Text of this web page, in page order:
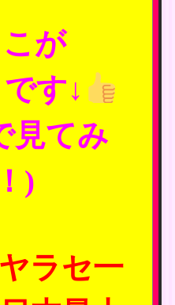
が
です↓
見てみ
)
ラセ一